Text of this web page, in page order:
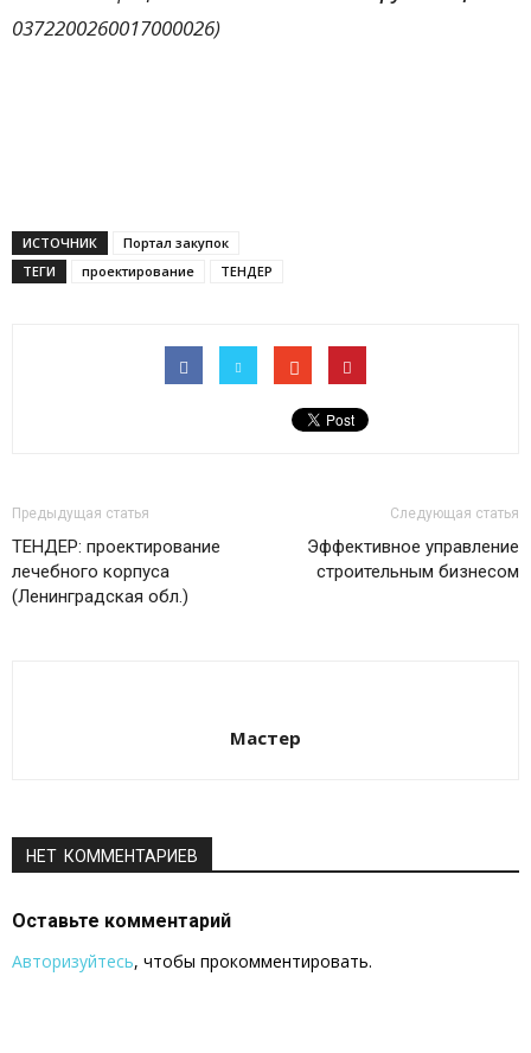
0372200260017000026)
ИСТОЧНИК
Портал закупок
ТЕГИ
проектирование ТЕНДЕР
Предыдущая статья
ТЕНДЕР: проектирование
лечебного корпуса
(Ленинградская обл.)
Следующая статья
Эффективное управление
строительным бизнесом
Мастер
НЕТ КОММЕНТАРИЕВ
Оставьте комментарий
Авторизуйтесь, чтобы прокомментировать.